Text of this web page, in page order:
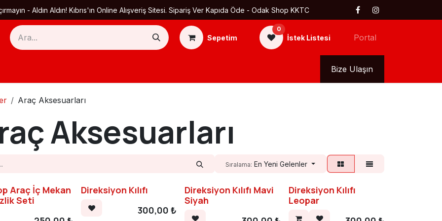
- Aldın Aldın! Kıbrıs'ın Online Alışveriş Sitesi. Sipariş Ver Kapıda Öde - Odak Shop KKTC
Sepetim
0
İstek Listesi Portal
Bize Ulaşın
Araç Aksesuarları
Aksesuarları
Sıralama: En Yeni Gelenler
Araç İç Mekan
Seti
Direksiyon Kılıfı
300,00 ₺
Direksiyon Kılıfı Mavi
Siyah
Direksiyon Kılıfı
Leopar